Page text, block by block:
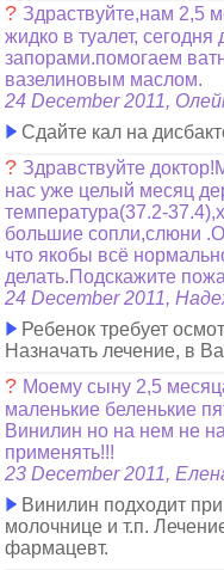
? Здраствуйте,нам 2,5
жидко в туалет,
запорами.помогаем
вазелиновым маслом.
24 December 2011,
Сдайте кал на
? Здравствуйте
нас уже целый месяц
температура(37.2-
большие сопли,слюни
что якобы всё
делать.Подскажите
24 December 2011,
Ребенок требует
Назначать лечение, в
? Моему сыну 2,5
маленькие беленькие
Винилин но на нем не
применять!!!
23 December 2011,
Винилин подходит
молочнице и т.п.
фармацевт.